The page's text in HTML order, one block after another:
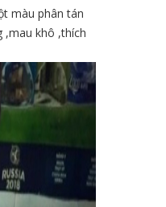
màu phân tán
,mau khô ,thích